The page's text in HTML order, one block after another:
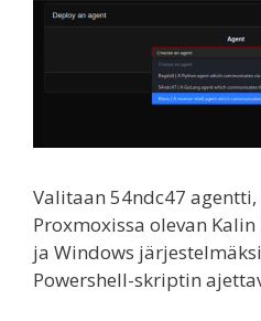
Valitaan 54ndc47 agentti,
Proxmoxissa olevan
ja Windows
Powershell-skriptin